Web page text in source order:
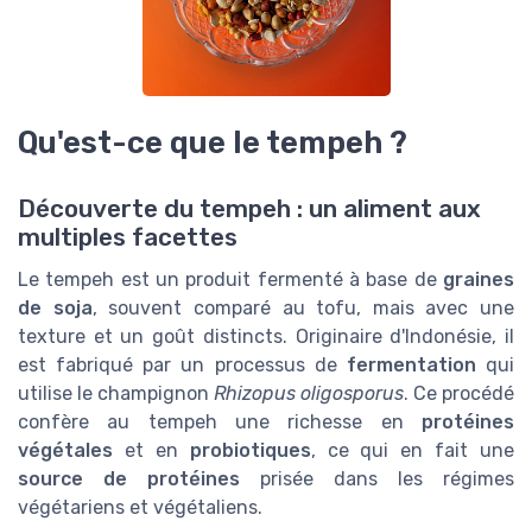
Qu'est-ce que le tempeh ?
Découverte du tempeh : un aliment aux
multiples facettes
Le tempeh est un produit fermenté à base de graines
de soja, souvent comparé au tofu, mais avec une
texture et un goût distincts. Originaire d'Indonésie, il
est fabriqué par un processus de fermentation qui
utilise le champignon Rhizopus oligosporus. Ce procédé
confère au tempeh une richesse en protéines
végétales et en probiotiques, ce qui en fait une
source de protéines prisée dans les régimes
végétariens et végétaliens.